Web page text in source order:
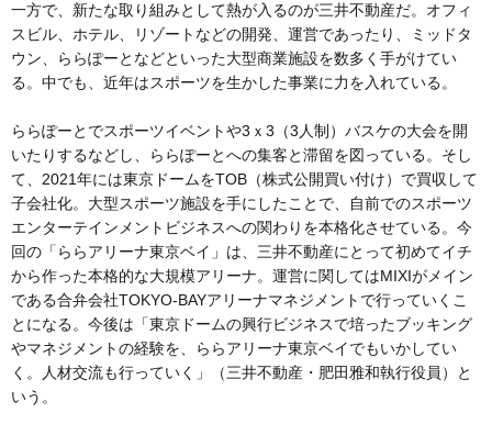
一方で、新たな取り組みとして熱が入るのが三井不動産だ。オフィ
スビル、ホテル、リゾートなどの開発、運営であったり、ミッドタ
ウン、ららぽーとなどといった大型商業施設を数多く手がけてい
る。中でも、近年はスポーツを生かした事業に力を入れている。
ららぽーとでスポーツイベントや3ｘ3（3人制）バスケの大会を開
いたりするなどし、ららぽーとへの集客と滞留を図っている。そし
て、2021年には東京ドームをTOB（株式公開買い付け）で買収して
子会社化。大型スポーツ施設を手にしたことで、自前でのスポーツ
エンターテインメントビジネスへの関わりを本格化させている。今
回の「ららアリーナ東京ベイ」は、三井不動産にとって初めてイチ
から作った本格的な大規模アリーナ。運営に関してはMIXIがメイン
である合弁会社TOKYO-BAYアリーナマネジメントで行っていくこ
とになる。今後は「東京ドームの興行ビジネスで培ったブッキング
やマネジメントの経験を、ららアリーナ東京ベイでもいかしてい
く。人材交流も行っていく」（三井不動産・肥田雅和執行役員）と
いう。